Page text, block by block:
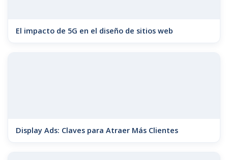
El impacto de 5G en el diseño de sitios web
Display Ads: Claves para Atraer Más Clientes